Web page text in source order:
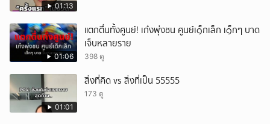
01:13
01:06
แตกตื่นทั้งศูนย์! เก๋งพุ่งชน ศูนย์เ๑็กเล็ก เ๑็กๆ บาด
เจ็บหลายราย
398 ดู
01:01
สิ่งที่คิด vs สิ่งที่เป็น 55555
173 ดู